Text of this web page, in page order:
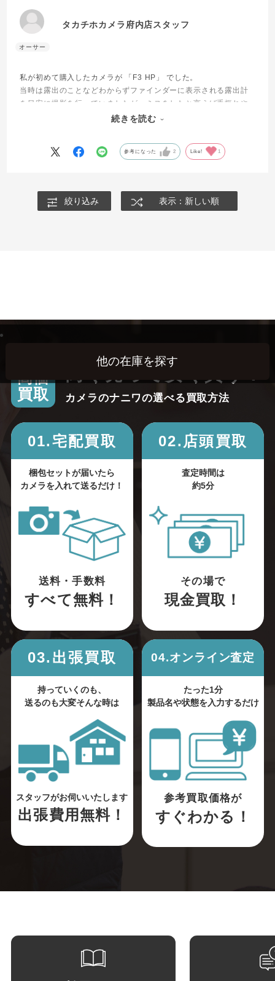
タカチホカメラ府内店スタッフ
私が初めて購入したカメラが 「F3 HP」 でした。
当時は露出のことなどわからずファインダーに表示される露出計
を目安に撮影を行っていましたが、ミスをしたと言えば手振れや
ピンボケくらいでコマ飛び（画が何も映っていない状態）をする
続きを読む
参考になった 2 Like! 1
絞り込み 表示：新しい順
高価
買取
高く売って安く買う！
カメラのナニワの選べる買取方法
01.宅配買取
梱包セットが届いたら
カメラを入れて送るだけ！
送料・手数料
すべて無料！
02.店頭買取
査定時間は
約5分
その場で
現金買取！
03.出張買取
持っていくのも、
送るのも大変そんな時は
スタッフがお伺いいたします
出張費用無料！
04.オンライン査定
たった1分
製品名や状態を入力するだけ
参考買取価格が
すぐわかる！